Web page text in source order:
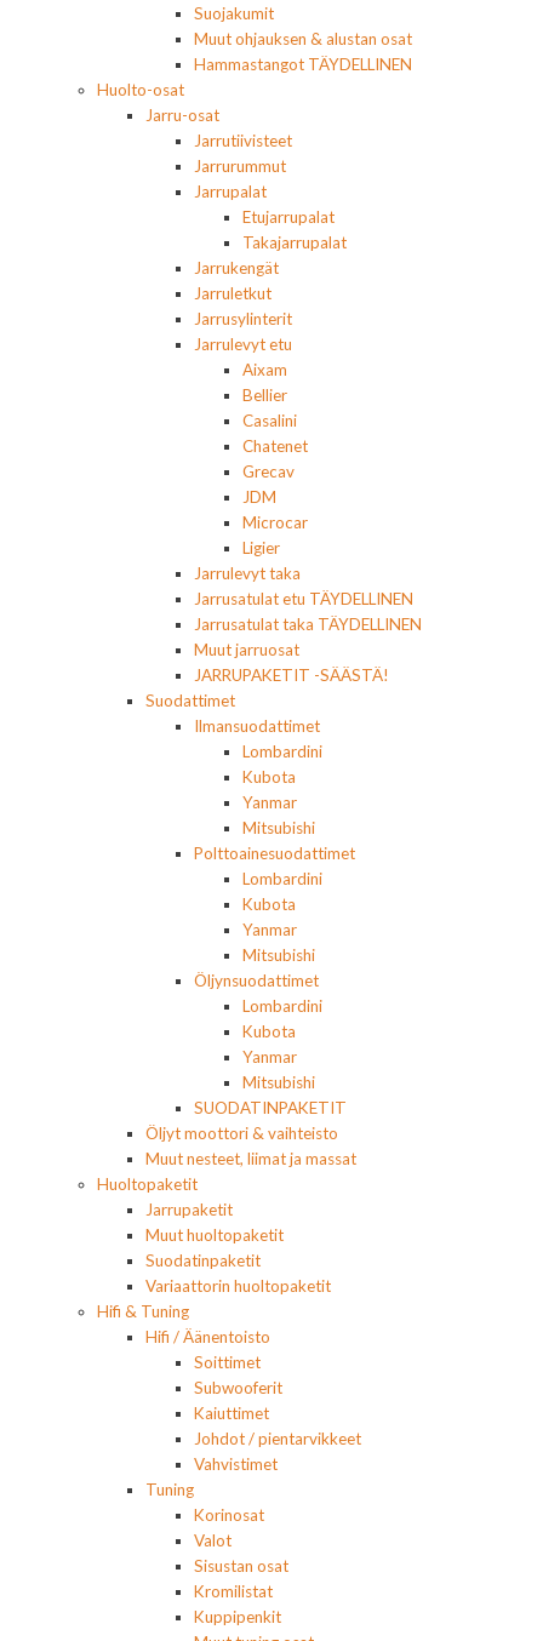
Suojakumit
Muut ohjauksen & alustan osat
Hammastangot TÄYDELLINEN
Huolto-osat
Jarru-osat
Jarrutiivisteet
Jarrurummut
Jarrupalat
Etujarrupalat
Takajarrupalat
Jarrukengät
Jarruletkut
Jarrusylinterit
Jarrulevyt etu
Aixam
Bellier
Casalini
Chatenet
Grecav
JDM
Microcar
Ligier
Jarrulevyt taka
Jarrusatulat etu TÄYDELLINEN
Jarrusatulat taka TÄYDELLINEN
Muut jarruosat
JARRUPAKETIT -SÄÄSTÄ!
Suodattimet
Ilmansuodattimet
Lombardini
Kubota
Yanmar
Mitsubishi
Polttoainesuodattimet
Lombardini
Kubota
Yanmar
Mitsubishi
Öljynsuodattimet
Lombardini
Kubota
Yanmar
Mitsubishi
SUODATINPAKETIT
Öljyt moottori & vaihteisto
Muut nesteet, liimat ja massat
Huoltopaketit
Jarrupaketit
Muut huoltopaketit
Suodatinpaketit
Variaattorin huoltopaketit
Hifi & Tuning
Hifi / Äänentoisto
Soittimet
Subwooferit
Kaiuttimet
Johdot / pientarvikkeet
Vahvistimet
Tuning
Korinosat
Valot
Sisustan osat
Kromilistat
Kuppipenkit